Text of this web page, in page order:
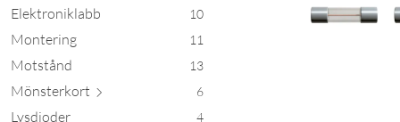
Elektroniklabb 10
Montering 11
Motstånd 13
Mönsterkort 6
Lysdioder 4